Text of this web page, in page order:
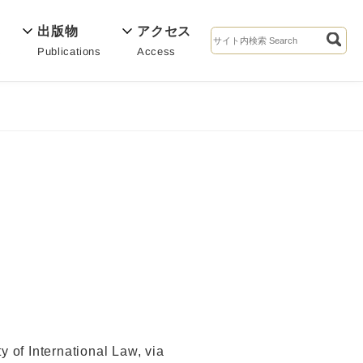
出版物
Publications
アクセス
Access
of International Law, via